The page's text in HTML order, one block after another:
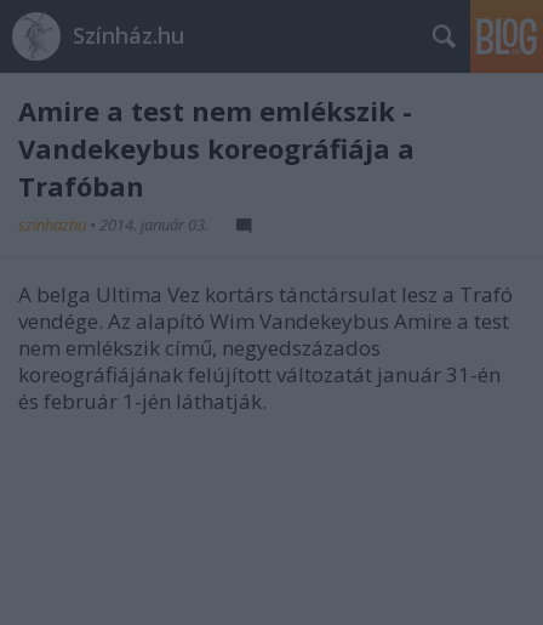
Színház.hu
Amire a test nem emlékszik -
Vandekeybus koreográfiája a
Trafóban
szinhazhu • 2014. január 03.
A belga Ultima Vez kortárs tánctársulat lesz a Trafó
vendége. Az alapító Wim Vandekeybus Amire a test
nem emlékszik című, negyedszázados
koreográfiájának felújított változatát január 31-én
és február 1-jén láthatják.